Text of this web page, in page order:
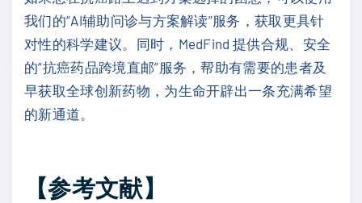
我们的“AI辅助问诊与方案解读”服务，获取更具针
对性的科学建议。同时，MedFind 提供合规、安全
的“抗癌药品跨境直邮”服务，帮助有需要的患者及
早获取全球创新药物，为生命开辟出一条充满希望
的新通道。
【参考文献】